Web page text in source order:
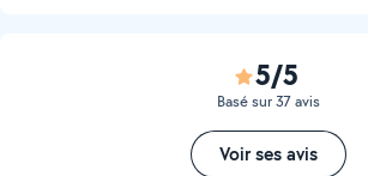
5/5
Basé sur 37 avis
Voir ses avis